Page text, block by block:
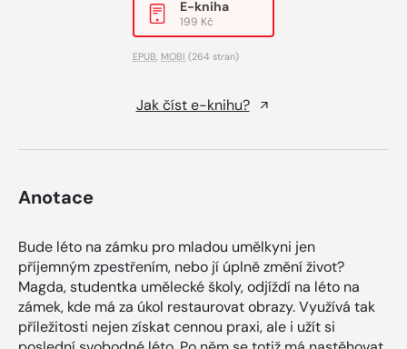
E-kniha
199 Kč
EPUB, MOBI (264 stran)
Jak číst e-knihu?
Anotace
Bude léto na zámku pro mladou umělkyni jen
příjemným zpestřením, nebo jí úplně změní život?
Magda, studentka umělecké školy, odjíždí na léto na
zámek, kde má za úkol restaurovat obrazy. Využívá tak
příležitosti nejen získat cennou praxi, ale i užít si